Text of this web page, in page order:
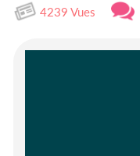
4239 Vues